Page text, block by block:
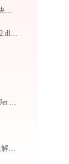
系统提示缺失sfml-graphics-2.dll文件的解决方法
可可影视 打开可可影视.exe找不到kernel32.dll怎么办
(2026最新)如何快速下载并安装惠普DeskJet 5088打印机驱动：详细步骤解析
win7系统游戏dll修复工具下载指南：快速解决常见问题